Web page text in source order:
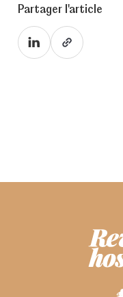
Partager l'article